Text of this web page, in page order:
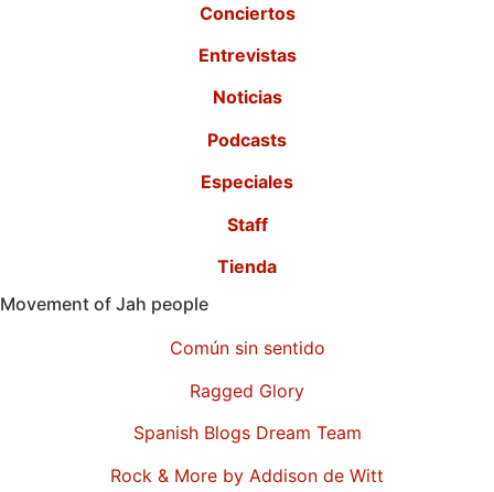
Conciertos
Entrevistas
Noticias
Podcasts
Especiales
Staff
Tienda
Movement of Jah people
Común sin sentido
Ragged Glory
Spanish Blogs Dream Team
Rock & More by Addison de Witt